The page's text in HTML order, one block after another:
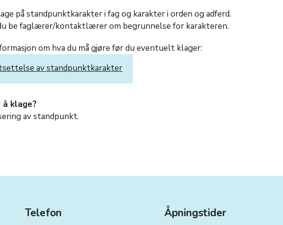
på standpunktkarakter i fag og karakter i orden og adferd.
be faglærer/kontaktlærer om begrunnelse for karakteren.
om hva du må gjøre før du eventuelt klager:
av standpunktkarakter
klage?
av standpunkt.
Telefon Åpningstider